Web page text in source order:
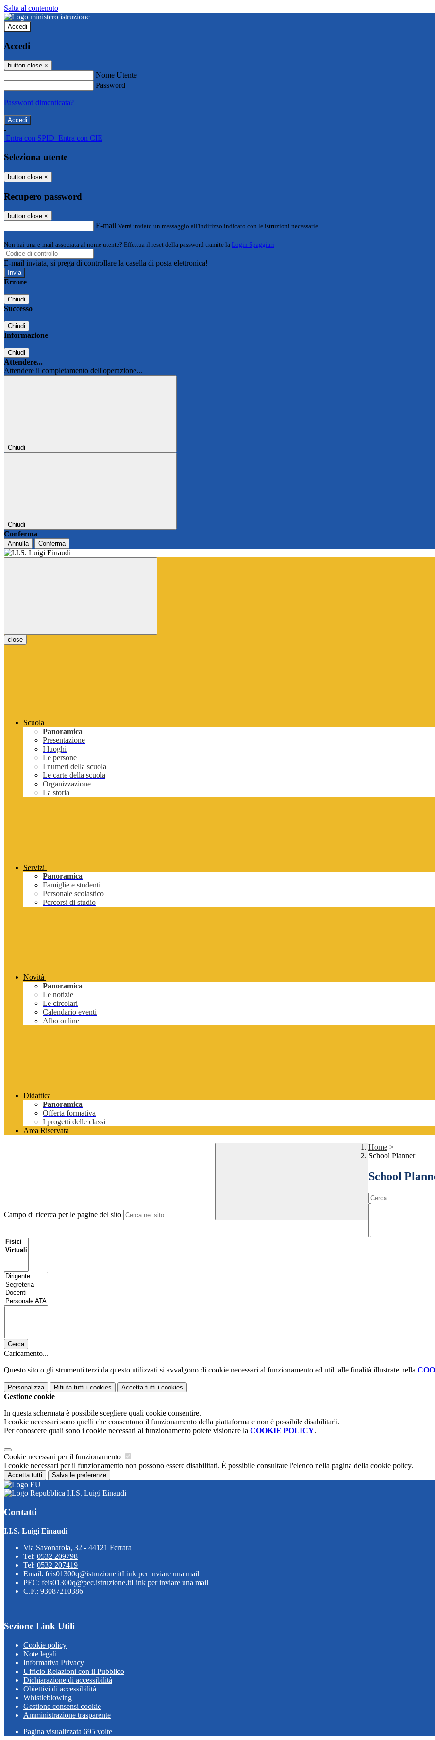
Salta al contenuto
Accedi
Accedi
button close ×
Nome Utente
Password
Password dimenticata?
-
Entra con SPID Entra con CIE
Seleziona utente
button close ×
Recupero password
button close ×
E-mail Verrà inviato un messaggio all'indirizzo indicato con le istruzioni necessarie.
Non hai una e-mail associata al nome utente? Effettua il reset della password tramite la Login Spaggiari
E-mail inviata, si prega di controllare la casella di posta elettronica!
Errore
Chiudi
Successo
Chiudi
Informazione
Chiudi
Attendere...
Attendere il completamento dell'operazione...
Chiudi
Chiudi
Conferma
Annulla Conferma
close
Scuola
Panoramica
Presentazione
I luoghi
Le persone
I numeri della scuola
Le carte della scuola
Organizzazione
La storia
Servizi
Panoramica
Famiglie e studenti
Personale scolastico
Percorsi di studio
Novità
Panoramica
Le notizie
Le circolari
Calendario eventi
Albo online
Didattica
Panoramica
Offerta formativa
I progetti delle classi
Area Riservata
Campo di ricerca per le pagine del sito
Home >
School Planner
School
Cerca
Caricamento...
Questo sito o gli strumenti terzi da questo utilizzati si avvalgono di cookie necessari al funzionamento ed utili alle finalità illustrate nella
Personalizza Rifiuta tutti i cookies Accetta tutti i cookies
Gestione cookie
In questa schermata è possibile scegliere quali cookie consentire.
I cookie necessari sono quelli che consentono il funzionamento della piattaforma e non è possibile disabilitarli.
Per conoscere quali sono i cookie necessari al funzionamento potete visionare la COOKIE POLICY.
Cookie necessari per il funzionamento
I cookie necessari per il funzionamento non possono essere disabilitati. È possibile consultare l'elenco nella pagina della cookie policy.
Accetta tutti Salva le preferenze
I.I.S. Luigi Einaudi
Contatti
I.I.S. Luigi Einaudi
Via Savonarola, 32 - 44121 Ferrara
Tel: 0532 209798
Tel: 0532 207419
Email: feis01300q@istruzione.itLink per inviare una mail
PEC: feis01300q@pec.istruzione.itLink per inviare una mail
C.F.: 93087210386
Sezione Link Utili
Cookie policy
Note legali
Informativa Privacy
Ufficio Relazioni con il Pubblico
Dichiarazione di accessibilità
Obiettivi di accessibilità
Whistleblowing
Gestione consensi cookie
Amministrazione trasparente
Pagina visualizzata 695 volte